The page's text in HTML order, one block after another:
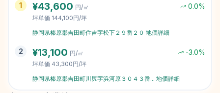
1 ¥43,600 円/㎡ 0.0%
坪単価 144,100円/坪
静岡県榛原郡吉田町住吉字松下２９番２０ 地価詳細
2 ¥13,100 円/㎡ -3.0%
坪単価 43,300円/坪
静岡県榛原郡吉田町川尻字浜河原３０４３番... 地価詳細